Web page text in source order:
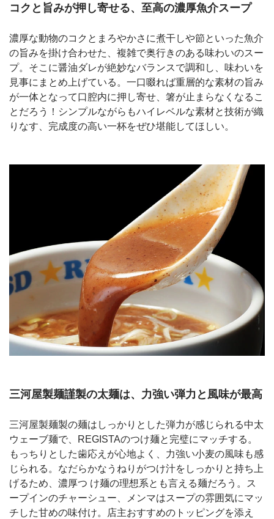
コクと旨みが押し寄せる、至高の濃厚魚介スープ
濃厚な動物のコクとまろやかさに煮干しや節といった魚介
の旨みを掛け合わせた、複雑で奥行きのある味わいのスー
プ。そこに醤油ダレが絶妙なバランスで調和し、味わいを
見事にまとめ上げている。一口啜れば重層的な素材の旨み
が一体となって口腔内に押し寄せ、箸が止まらなくなるこ
とだろう！シンプルながらもハイレベルな素材と技術が織
りなす、完成度の高い一杯をぜひ堪能してほしい。
三河屋製麺謹製の太麺は、力強い弾力と風味が最高
三河屋製麺製の麺はしっかりとした弾力が感じられる中太
ウェーブ麺で、REGISTAのつけ麺と完璧にマッチする。
もっちりとした歯応えが心地よく、力強い小麦の風味も感
じられる。なだらかなうねりがつけ汁をしっかりと持ち上
げるため、濃厚つ け麺の理想系とも言える麺だろう。ス
ープインのチャーシュー、メンマはスープの雰囲気にマッ
チした甘めの味付け。店主おすすめのトッピングを添え